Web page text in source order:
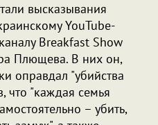
высказывания
YouTube-
Breakfast Show
Плющева. В них он,
оправдал "убийства
что "каждая семья
– убить,